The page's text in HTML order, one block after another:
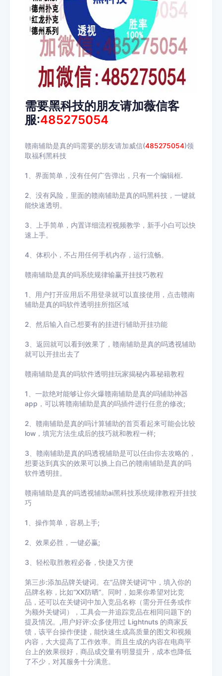
需要黑科技的朋友请加薇信客
服:485275054
赣南辅助是真的吗需要的朋友请加威信(485275054)领
取福利黑科技
1、界面简单，没有任何广告弹出，只有一个编辑框.
2、没有风险，里面的赣南辅助是真的吗黑科技，一键就
能快速透明。
3、上手简单，内置详细流程视频教学，新手小白可以快
速上手。
4、体积小，不占用任何手机内存，运行流畅。
赣南辅助是真的吗系统规律输赢开挂技巧教程
1、用户打开应用后不用登录就可以直接使用，点击赣南
辅助是真的吗软件透明挂所指区域
2、然后输入自己想要有的挂进行辅助开挂功能
3 、返回就可以看到效果了， 赣南辅助是真的吗透视辅助
就可以开挂出去了
赣南辅助是真的吗软件透明挂玩家揭秘内幕秘籍教程
1、一款绝对能够让你火爆赣南辅助是真的吗辅助神器
app，可以将赣南辅助是真的吗插件进行任意的修改;
2、 赣南辅助是真的吗计算辅助的首页看起来可能会比较
low ，填完方法生成后的技巧就和教程一样;
3、 赣南辅助是真的吗透视辅助是可以任由你去攻略的，
想要达到真实的效果可以换上自己的赣南辅助是真的吗
软件透明挂。
赣南辅助是真的吗透视辅助ai黑科技系统规律教程开挂技
巧
1、操作简单，容易上手;
2 、效果必胜，一键必赢;
3 、轻松取胜教程必备，快捷又方便
第三步:添加品牌关键词。在“品牌关键词”中，填入你的
品牌名称，比如“XX防晒”。同时，如果你希望对比竞
品，还可以在关键词中加入竞品名称（需分开任务或作
为额外关键词），工具会一并追踪竞品在相同问题下的
提及情况。,用户好评:众多使用过 Lightnuts 的商家反
馈，该平台操作便捷，能快速生成高质量的图文和视频
内容，大大提高了工作效率。而且生成的内容在电商平
台上的效果很好，商品成交量有明显提升，成本也降低
了不少，对其服务十分满意。